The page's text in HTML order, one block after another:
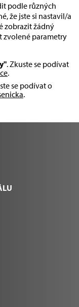
podle různých
že jste si nastavil/a
zobrazit žádný
zvolené parametry
. Zkuste se podívat
.
se podívat o
.